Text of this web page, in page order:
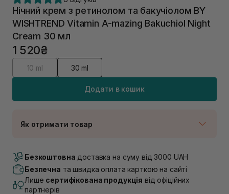
Нічний крем з ретинолом та бакучіолом BY
WISHTREND Vitamin A-mazing Bakuchiol Night
Cream 30 мл
1 520₴
10 ml 30 ml
Додати в кошик
Як отримати товар
В наявності
Самовивіз м. Луцьк, вул. Винниченка 4
В наявності
Самовивіз м. Львів, вул. Академіка Підстригача, 1В
Безкоштовна доставка на суму від 3000 UAH
Безпечна та швидка оплата карткою на сайті
Лише сертифікована продукція від офіційних
партнерів